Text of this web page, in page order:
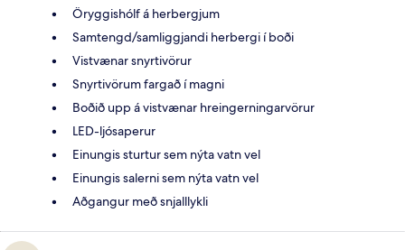
Öryggishólf á herbergjum
Samtengd/samliggjandi herbergi í boði
Vistvænar snyrtivörur
Snyrtivörum fargað í magni
Boðið upp á vistvænar hreingerningarvörur
LED-ljósaperur
Einungis sturtur sem nýta vatn vel
Einungis salerni sem nýta vatn vel
Aðgangur með snjalllykli